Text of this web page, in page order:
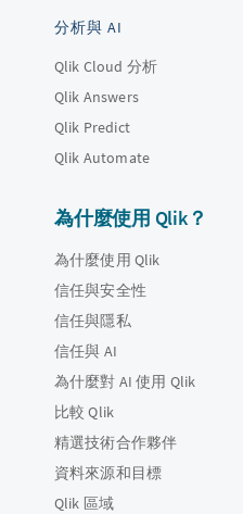
分析與 AI
Qlik Cloud 分析
Qlik Answers
Qlik Predict
Qlik Automate
為什麼使用 Qlik？
為什麼使用 Qlik
信任與安全性
信任與隱私
信任與 AI
為什麼對 AI 使用 Qlik
比較 Qlik
精選技術合作夥伴
資料來源和目標
Qlik 區域